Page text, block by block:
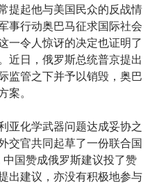
提起他与美国民众的反战情
事行动奥巴马征求国际社会
一令人惊讶的决定也证明了
近日，俄罗斯总统普京提出
监管之下并予以销毁，奥巴
案。
亚化学武器问题达成妥协之
交官共同起草了一份联合国
国赞成俄罗斯建议投了赞
出建议，亦没有积极地参与